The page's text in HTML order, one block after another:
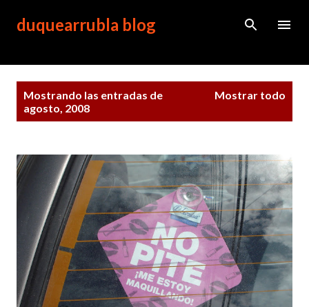
Ir al contenido principal
duquearrubla blog
Mostrando las entradas de
agosto, 2008
Mostrar todo